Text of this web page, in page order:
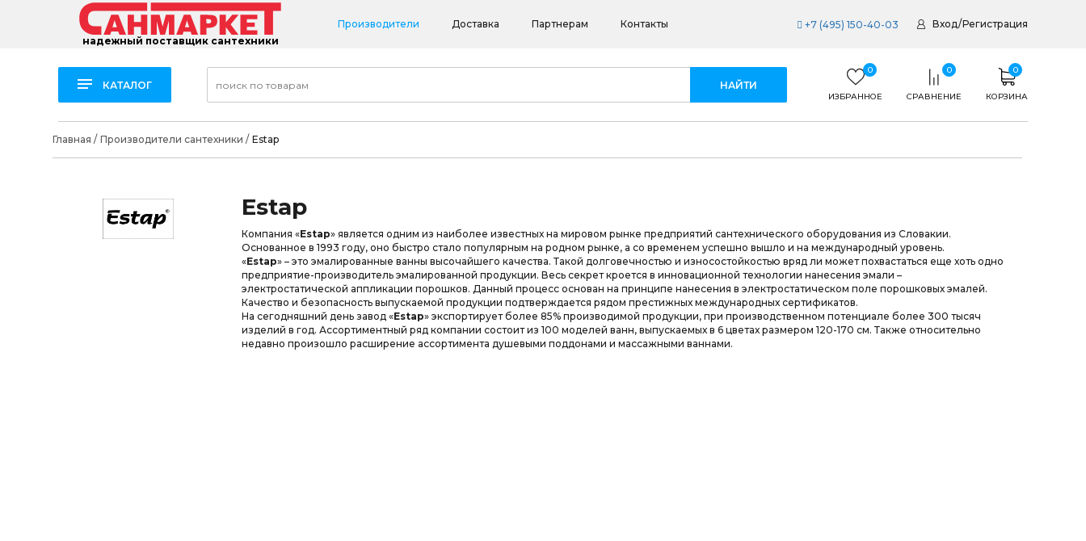
надежный поставщик сантехники
Производители Доставка Партнерам Контакты +7 (495) 150-40-03 Вход/Регистрация
КАТАЛОГ
0
ИЗБРАННОЕ
0
СРАВНЕНИЕ
0
КОРЗИНА
Главная / Производители сантехники / Estap
Estap
Компания «Estap» является одним из наиболее известных на мировом рынке предприятий сантехнического оборудования из Словакии.
Основанное в 1993 году, оно быстро стало популярным на родном рынке, а со временем успешно вышло и на международный уровень.
«Estap» – это эмалированные ванны высочайшего качества. Такой долговечностью и износостойкостью вряд ли может похвастаться еще хоть одно
предприятие-производитель эмалированной продукции. Весь секрет кроется в инновационной технологии нанесения эмали –
электростатической аппликации порошков. Данный процесс основан на принципе нанесения в электростатическом поле порошковых эмалей.
Качество и безопасность выпускаемой продукции подтверждается рядом престижных международных сертификатов.
На сегодняшний день завод «Estap» экспортирует более 85% производимой продукции, при производственном потенциале более 300 тысяч
изделий в год. Ассортиментный ряд компании состоит из 100 моделей ванн, выпускаемых в 6 цветах размером 120-170 см. Также относительно
недавно произошло расширение ассортимента душевыми поддонами и массажными ваннами.